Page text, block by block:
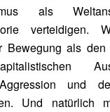
als
verteidigen.
Bewegung als den
und
Und natürlich